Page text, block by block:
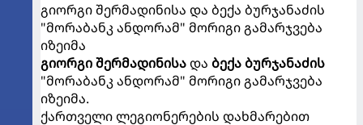
გიორგი შერმადინისა და ბექა ბურჯანაძის
"მორაბანკ ანდორამ" მორიგი გამარჯვება
იზეიმა
გიორგი შერმადინისადა ბექა ბურჯანაძის
"მორაბანკ ანდორამ" მორიგი გამარჯვება
იზეიმა.
ქართველი ლეგიონერების დახმარებით